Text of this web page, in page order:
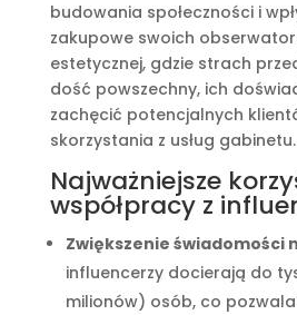
budowania społeczności i
zakupowe swoich
estetycznej, gdzie strach
dość powszechny, ich
zachęcić potencjalnych
skorzystania z usług gabinetu.
Najważniejsze
współpracy z
Zwiększenie świadomości
influencerzy docierają do
milionów) osób, co